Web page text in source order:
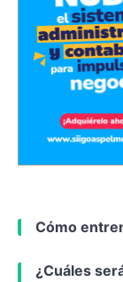
Cómo
¿Cuáles